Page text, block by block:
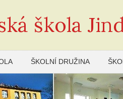
škola
ŠKOLNÍ DRUŽINA